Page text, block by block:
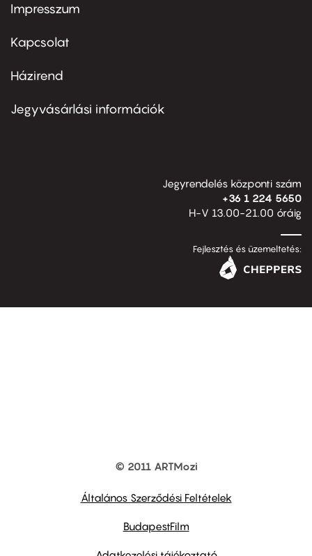
Footer
first
Impresszum
Kapcsolat
Footer
second
Házirend
Jegyvásárlási információk
Jegyrendelés központi szám
+36 1 224 5650
H-V 13.00-21.00 óráig
Fejlesztés és üzemeltetés:
© 2011 ARTMozi
Általános Szerződési Feltételek
BudapestFilm